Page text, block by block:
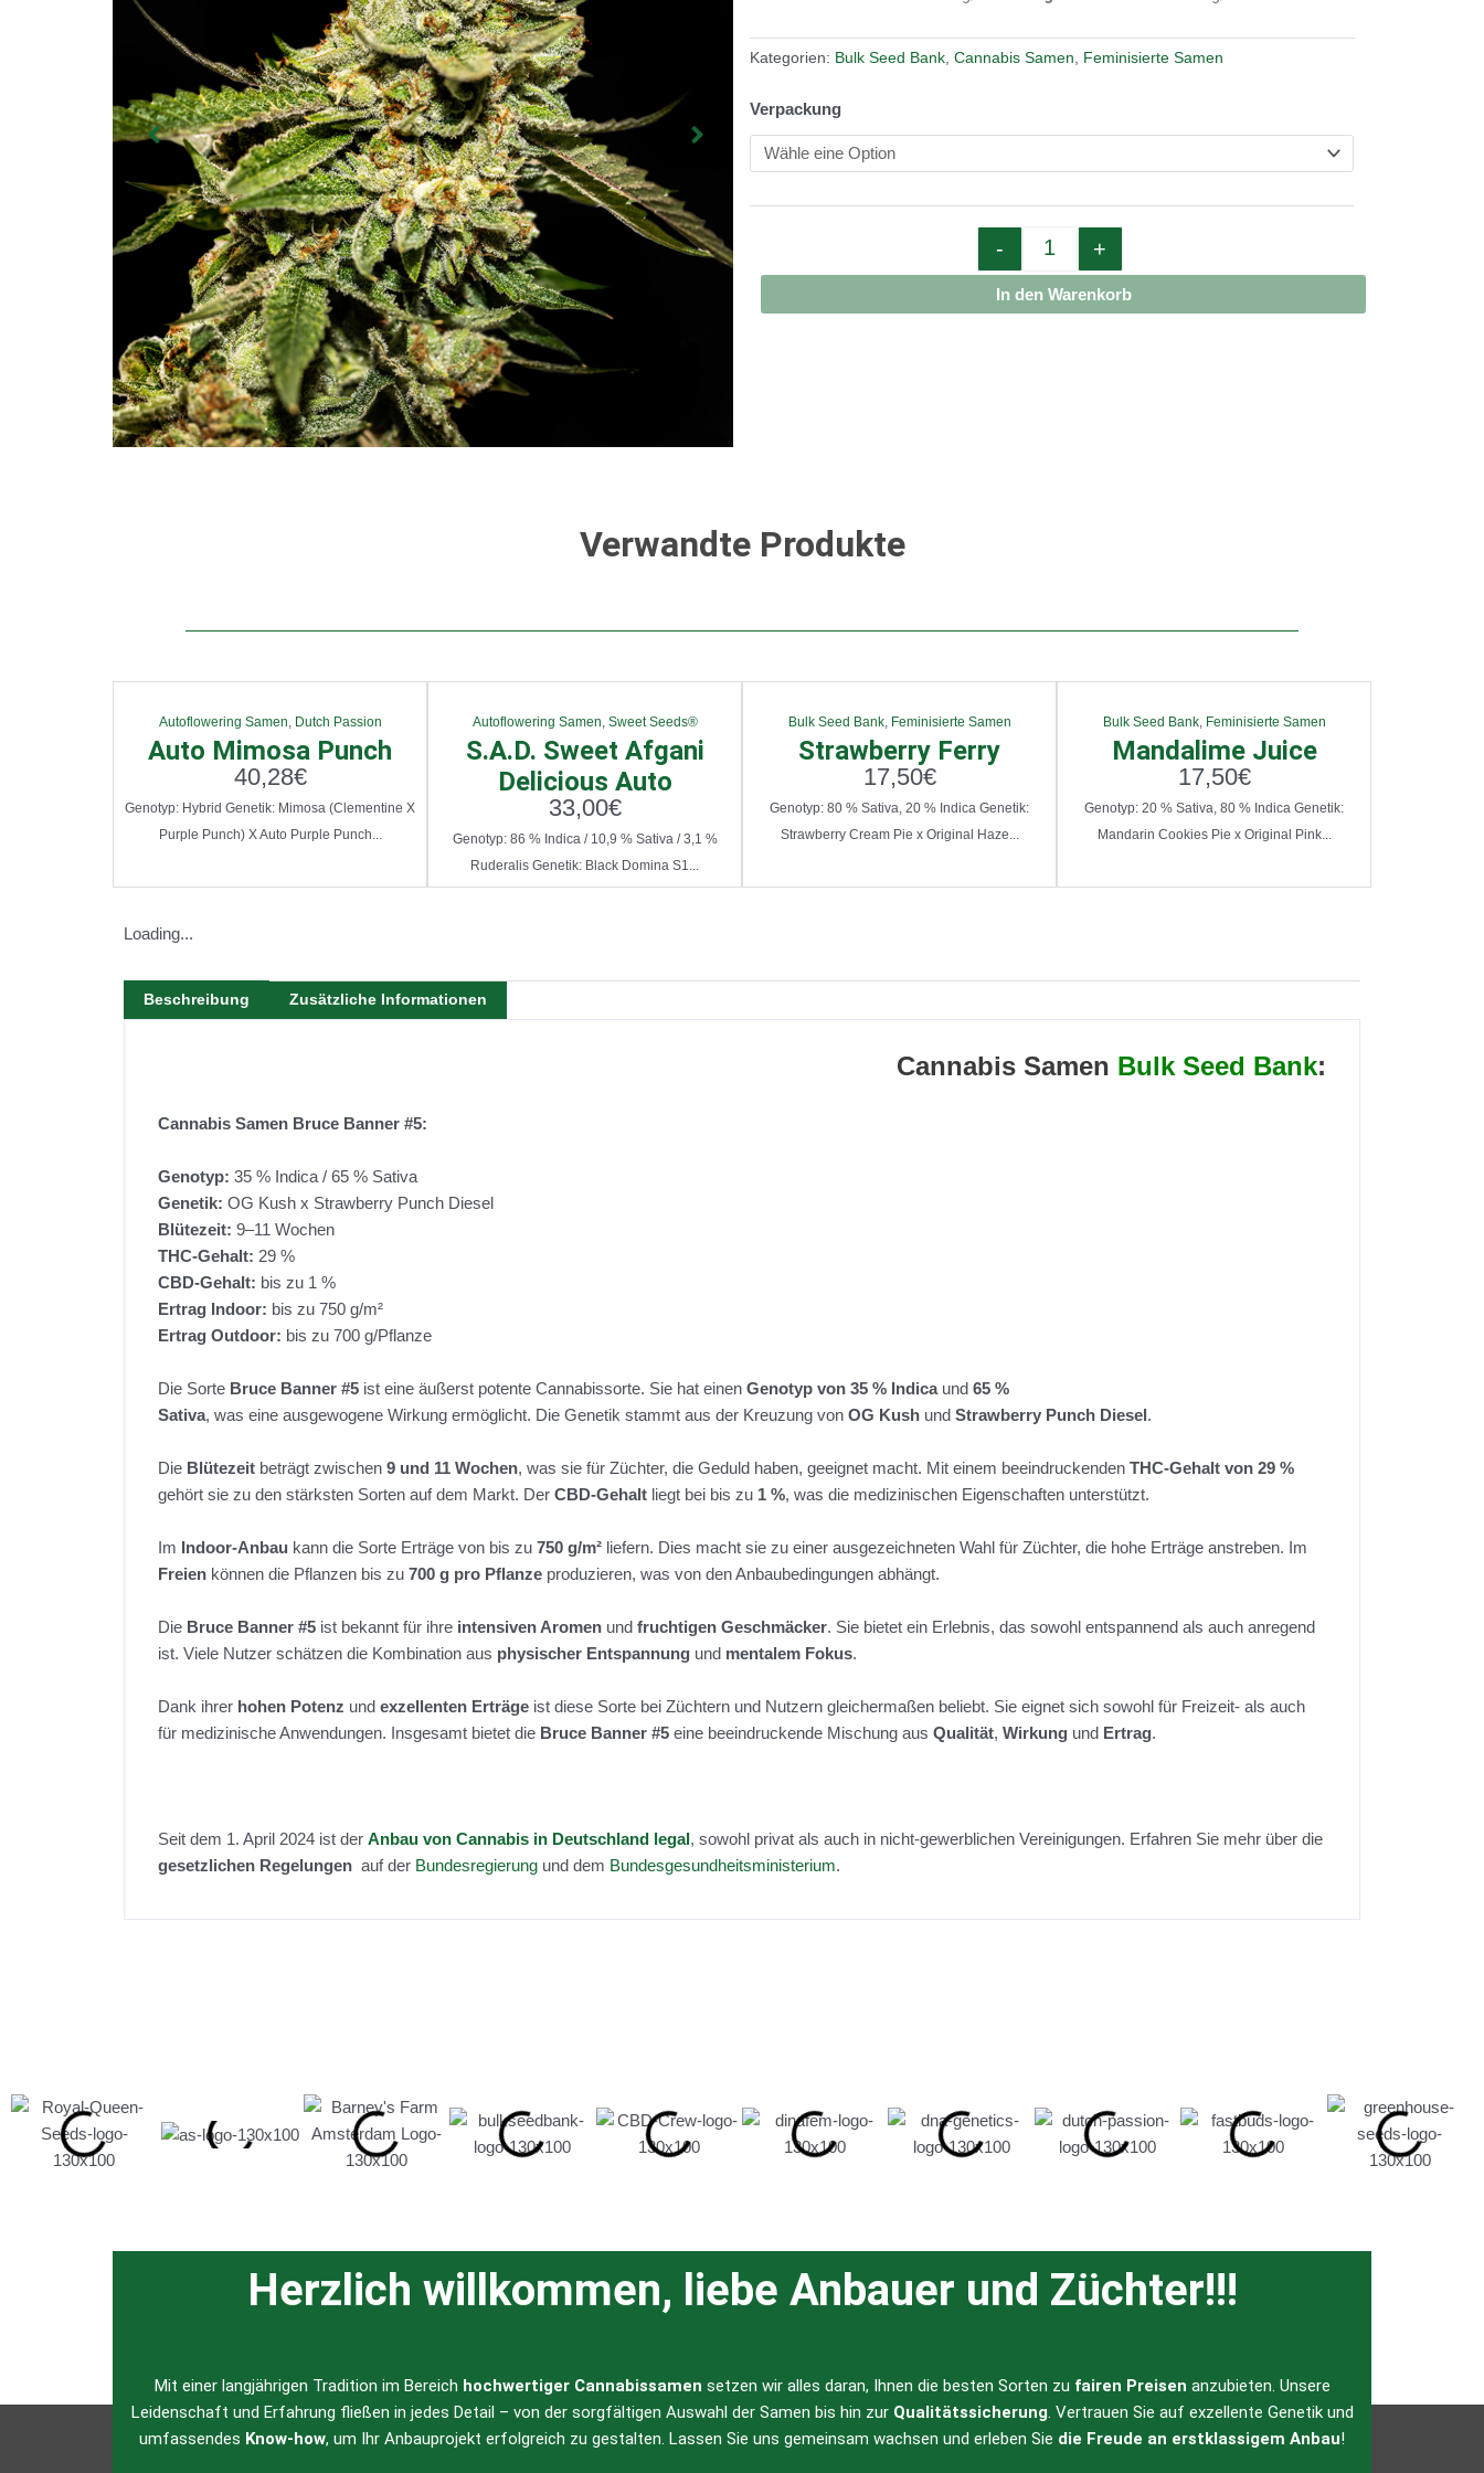
Kategorien: Bulk Seed Bank,Cannabis Samen, Feminisierte Samen
Verpackung
- +
In den Warenkorb
Verwandte Produkte
Autoflowering Samen, Dutch Passion
Auto Mimosa Punch
40,28€
Genotyp: Hybrid Genetik: Mimosa (Clementine X
Purple Punch) X Auto Purple Punch...
Autoflowering Samen, Sweet Seeds®
S.A.D. Sweet Afgani
Delicious Auto
33,00€
Genotyp: 86 % Indica / 10,9 % Sativa / 3,1 %
Ruderalis Genetik: Black Domina S1...
Bulk Seed Bank, Feminisierte Samen
Strawberry Ferry
17,50€
Genotyp: 80 % Sativa, 20 % Indica Genetik:
Strawberry Cream Pie x Original Haze...
Bulk Seed Bank, Feminisierte Samen
Mandalime Juice
17,50€
Genotyp: 20 % Sativa, 80 % Indica Genetik:
Mandarin Cookies Pie x Original Pink...
Loading...
Beschreibung Zusätzliche Informationen
Cannabis Samen Bulk Seed Bank:
Cannabis Samen Bruce Banner #5:
Genotyp: 35 % Indica / 65 % Sativa
Genetik: OG Kush x Strawberry Punch Diesel
Blütezeit: 9–11 Wochen
THC-Gehalt: 29 %
CBD-Gehalt: bis zu 1 %
Ertrag Indoor: bis zu 750 g/m²
Ertrag Outdoor: bis zu 700 g/Pflanze
Die Sorte Bruce Banner #5 ist eine äußerst potente Cannabissorte. Sie hat einen Genotyp von 35 % Indicaund 65 %
Sativa, was eine ausgewogene Wirkung ermöglicht. Die Genetik stammt aus der Kreuzung von OG Kush und Strawberry Punch Diesel.
Die Blütezeit beträgt zwischen 9 und 11 Wochen, was sie für Züchter, die Geduld haben, geeignet macht. Mit einem beeindruckenden THC-Gehalt von 29 %
gehört sie zu den stärksten Sorten auf dem Markt. Der CBD-Gehalt liegt bei bis zu 1 %, was die medizinischen Eigenschaften unterstützt.
Im Indoor-Anbau kann die Sorte Erträge von bis zu 750 g/m² liefern. Dies macht sie zu einer ausgezeichneten Wahl für Züchter, die hohe Erträge anstreben. Im
Freien können die Pflanzen bis zu 700 g pro Pflanze produzieren, was von den Anbaubedingungen abhängt.
Die Bruce Banner #5 ist bekannt für ihre intensiven Aromen und fruchtigen Geschmäcker. Sie bietet ein Erlebnis, das sowohl entspannend als auch anregend
ist. Viele Nutzer schätzen die Kombination aus physischer Entspannung und mentalem Fokus.
Dank ihrer hohen Potenz und exzellenten Erträge ist diese Sorte bei Züchtern und Nutzern gleichermaßen beliebt. Sie eignet sich sowohl für Freizeit- als auch
für medizinische Anwendungen. Insgesamt bietet die Bruce Banner #5 eine beeindruckende Mischung aus Qualität, Wirkung und Ertrag.
Seit dem 1. April 2024 ist der Anbau von Cannabis in Deutschland legal, sowohl privat als auch in nicht-gewerblichen Vereinigungen. Erfahren Sie mehr über die
gesetzlichen Regelungen auf der Bundesregierung und dem Bundesgesundheitsministerium.
Herzlich willkommen, liebe Anbauer und Züchter!!!
Mit einer langjährigen Tradition im Bereich hochwertiger Cannabissamen setzen wir alles daran, Ihnen die besten Sorten zu fairen Preisen anzubieten. Unsere
Leidenschaft und Erfahrung fließen in jedes Detail – von der sorgfältigen Auswahl der Samen bis hin zur Qualitätssicherung. Vertrauen Sie auf exzellente Genetik und
umfassendes Know-how, um Ihr Anbauprojekt erfolgreich zu gestalten. Lassen Sie uns gemeinsam wachsen und erleben Sie die Freude an erstklassigem Anbau!